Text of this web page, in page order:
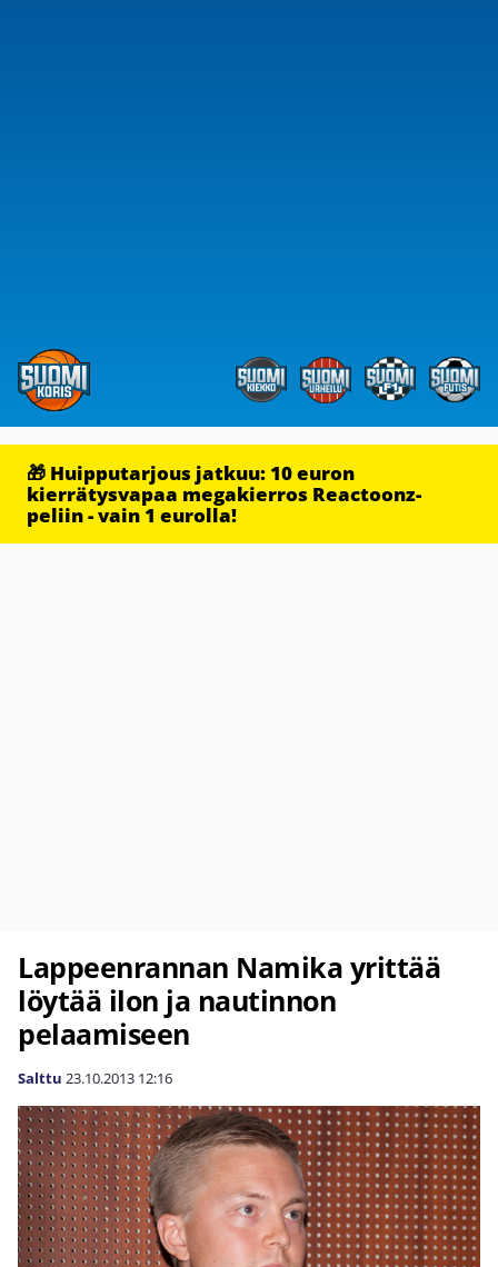
🎁 Huipputarjous jatkuu: 10 euron
kierrätysvapaa megakierros Reactoonz-
peliin - vain 1 eurolla!
Lappeenrannan Namika yrittää
löytää ilon ja nautinnon
pelaamiseen
Salttu 23.10.2013 12:16